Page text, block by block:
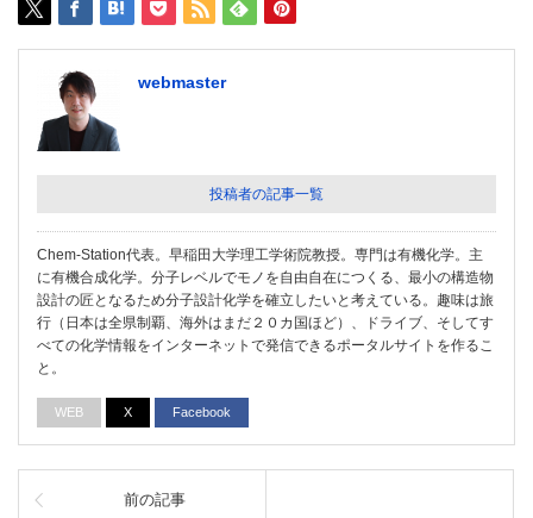
webmaster
投稿者の記事一覧
Chem-Station代表。早稲田大学理工学術院教授。専門は有機化学。主
に有機合成化学。分子レベルでモノを自由自在につくる、最小の構造物
設計の匠となるため分子設計化学を確立したいと考えている。趣味は旅
行（日本は全県制覇、海外はまだ２０カ国ほど）、ドライブ、そしてす
べての化学情報をインターネットで発信できるポータルサイトを作るこ
と。
WEB X Facebook
前の記事